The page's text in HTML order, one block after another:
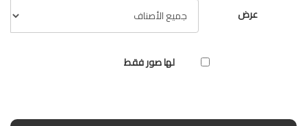
عرض
لها صور فقط